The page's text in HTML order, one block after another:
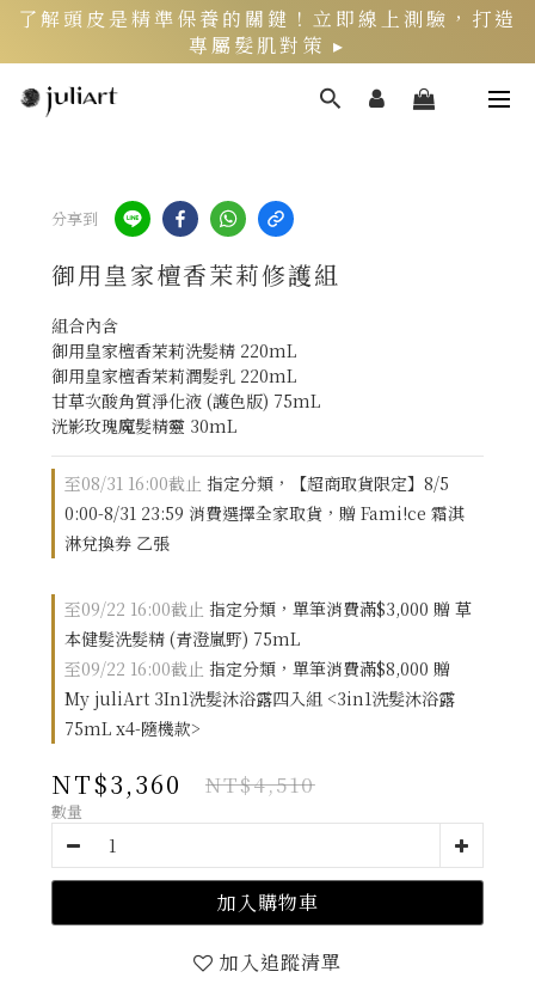
了解頭皮是精準保養的關鍵！立即線上測驗，打造
專屬髮肌對策 ▸
新客限定》LINE官方綁定會員，再領$200折價券
分享到
御用皇家檀香茉莉修護組
組合內含
御用皇家檀香茉莉洗髮精 220mL
御用皇家檀香茉莉潤髮乳 220mL
甘草次酸角質淨化液 (護色版) 75mL
洸影玫瑰魔髮精靈 30mL
至08/31 16:00截止 指定分類，【超商取貨限定】8/5
0:00-8/31 23:59 消費選擇全家取貨，贈 Fami!ce 霜淇
淋兌換券 乙張
至09/22 16:00截止 指定分類，單筆消費滿$3,000 贈 草
本健髮洗髮精 (青澄嵐野) 75mL
至09/22 16:00截止 指定分類，單筆消費滿$8,000 贈
My juliArt 3In1洗髮沐浴露四入組 <3in1洗髮沐浴露
75mL x4-隨機款>
NT$3,360 NT$4,510
數量
加入購物車
加入追蹤清單